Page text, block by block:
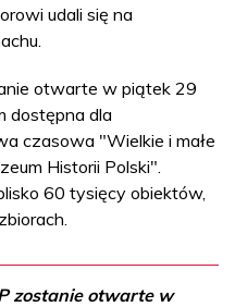
udali się na
otwarte w piątek 29
dostępna dla
czasowa "Wielkie i małe
Historii Polski".
60 tysięcy obiektów,
zostanie otwarte w